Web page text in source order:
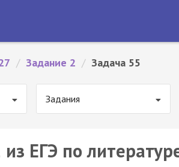
/ Задание 2 / Задача 55
Задания
ЕГЭ по